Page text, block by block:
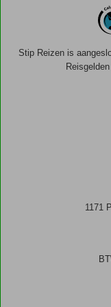
Stip Reizen is
1171